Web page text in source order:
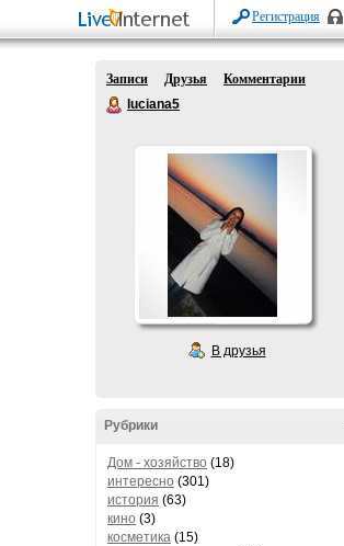
Регистрация
Записи Друзья
Комментарии
luciana5
В друзья
Рубрики
Дом - хозяйство (18)
интересно (301)
история (63)
кино (3)
косметика (15)